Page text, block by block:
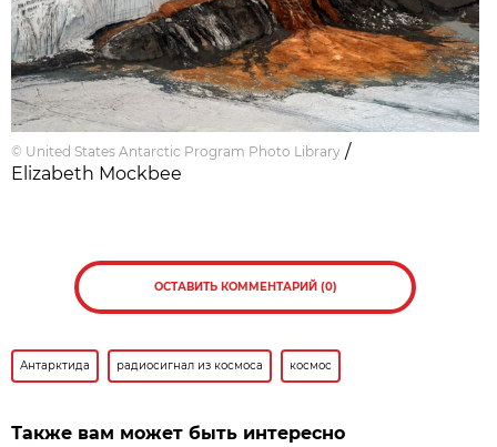
© United States Antarctic Program Photo Library /
Elizabeth Mockbee
ОСТАВИТЬ КОММЕНТАРИЙ (0)
Антарктида радиосигнал из космоса космос
Также вам может быть интересно